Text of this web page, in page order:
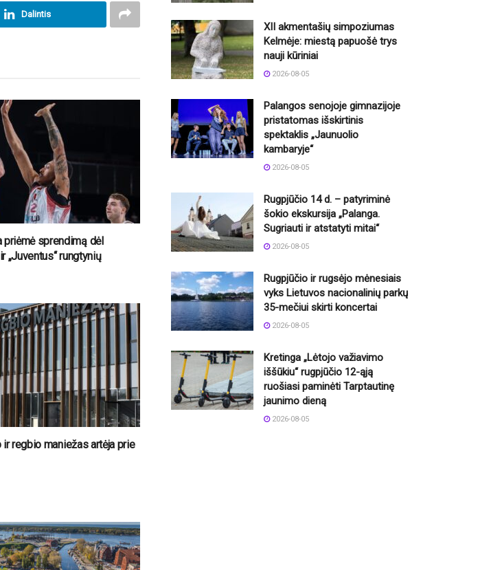
Dalintis
priėmė sprendimą dėl
„Juventus“ rungtynių
regbio maniežas artėja prie
XII akmentašių simpoziumas
Kelmėje: miestą papuošė trys
nauji kūriniai
2026-08-05
Palangos senojoje gimnazijoje
pristatomas išskirtinis
spektaklis „Jaunuolio
kambaryje“
2026-08-05
Rugpjūčio 14 d. – patyriminė
šokio ekskursija „Palanga.
Sugriauti ir atstatyti mitai“
2026-08-05
Rugpjūčio ir rugsėjo mėnesiais
vyks Lietuvos nacionalinių parkų
35-mečiui skirti koncertai
2026-08-05
Kretinga „Lėtojo važiavimo
iššūkiu“ rugpjūčio 12-ąją
ruošiasi paminėti Tarptautinę
jaunimo dieną
2026-08-05